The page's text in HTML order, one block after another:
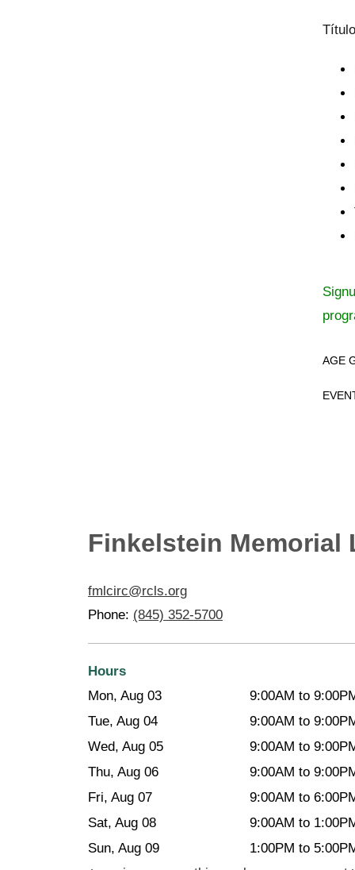
AGE
Finkelstein Memorial
fmlcirc@rcls.org
Phone: (845) 352-5700
Hours
Mon, Aug 03
9:00AM to
Tue, Aug 04
9:00AM to
Wed, Aug 05
9:00AM to
Thu, Aug 06
9:00AM to
Fri, Aug 07
9:00AM to
Sat, Aug 08
9:00AM to
Sun, Aug 09
1:00PM to